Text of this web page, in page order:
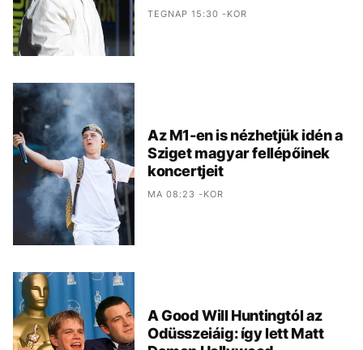
TEGNAP 15:30 -KOR
Az M1-en is nézhetjük idén a
Sziget magyar fellépőinek
koncertjeit
MA 08:23 -KOR
A Good Will Huntingtól az
Odüsszeiáig: így lett Matt